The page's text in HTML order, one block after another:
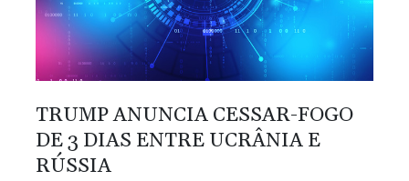
TRUMP ANUNCIA CESSAR-FOGO
DE 3 DIAS ENTRE UCRÂNIA E
RÚSSIA